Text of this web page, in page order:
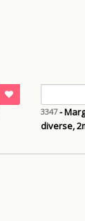
3347-
diverse,